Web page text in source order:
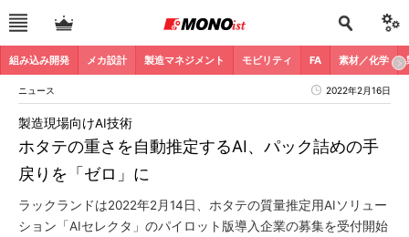
組み込み開発 メカ設計 製造マネジメント モビリティ FA 素材／化学
ニュース 2022年2月16日
ホタテの重さを自動推定するAI、パック詰めの手
戻りを「ゼロ」に
製造現場向けAI技術
ラックランドは2022年2月14日、ホタテの質量推定用AIソリュー
ション「AIセレクタ」のパイロット版導入企業の募集を受付開始